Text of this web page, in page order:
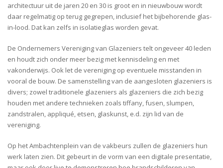
architectuur uit de jaren 20 en 30 is groot en in nieuwbouw wordt
daar regelmatig op terug gegrepen, inclusief het bijbehorende glas-
in-lood. Dat kan zelfs in isolatieglas worden gevat.
De Ondernemers Vereniging van Glazeniers telt ongeveer 40 leden
en houdt zich onder meer bezig met kennisdeling en met
vakonderwijs. Ook let de vereniging op eventuele misstanden in
vooral de bouw. De samenstelling van de aangesloten glazeniers is
divers; zowel traditionele glazeniers als glazeniers die zich bezig
houden met andere technieken zoals tiffany, fusen, slumpen,
zandstralen, appliqué, etsen, glaskunst, e.d. zijn lid van de
vereniging.
Op het Ambachtenplein van de vakbeurs zullen de glazeniers hun
werk laten zien. Dit gebeurt in de vorm van een digitale presentatie,